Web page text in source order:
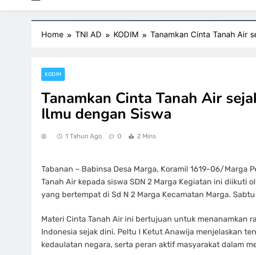
Home TNI AD KODIM Tanamkan Cinta Tanah Air
KODIM
Tanamkan Cinta Tanah Air
Ilmu dengan Siswa
1 Tahun Ago 0 2 Mins
Tabanan – Babinsa Desa Marga, Koramil 1619-06/Marga
Tanah Air kepada siswa SDN 2 Marga Kegiatan ini diikuti
yang bertempat di Sd N 2 Marga Kecamatan Marga.
Materi Cinta Tanah Air ini bertujuan untuk menanamkan
Indonesia sejak dini. Peltu I Ketut Anawija menjelaskan
kedaulatan negara, serta peran aktif masyarakat dalam